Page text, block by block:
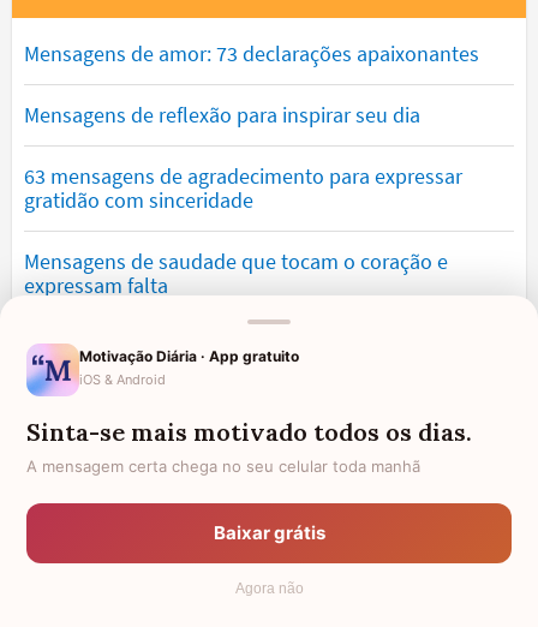
Mensagens de amor: 73 declarações apaixonantes
Mensagens de reflexão para inspirar seu dia
63 mensagens de agradecimento para expressar
gratidão com sinceridade
Mensagens de saudade que tocam o coração e
expressam falta
Mensagens de otimismo que vão encher você de
confiança
Mensagens para namorado: declare o seu amor com
palavras lindas
Mensagens de desculpa sinceras para corrigir erros e
Motivação Diária · App gratuito
iOS & Android
Sinta-se mais motivado todos os dias.
A mensagem certa chega no seu celular toda manhã
Baixar grátis
Agora não